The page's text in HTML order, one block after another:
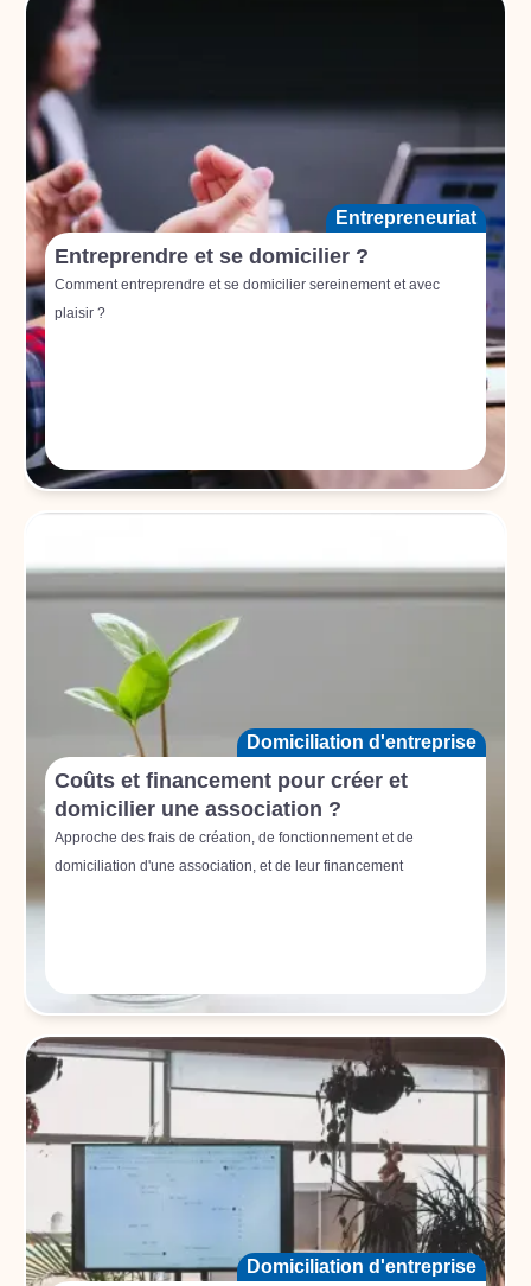
Entrepreneuriat
Entreprendre et se domicilier ?
Comment entreprendre et se domicilier sereinement et avec
plaisir ?
Domiciliation d'entreprise
Coûts et financement pour créer et
domicilier une association ?
Approche des frais de création, de fonctionnement et de
domiciliation d'une association, et de leur financement
Domiciliation d'entreprise